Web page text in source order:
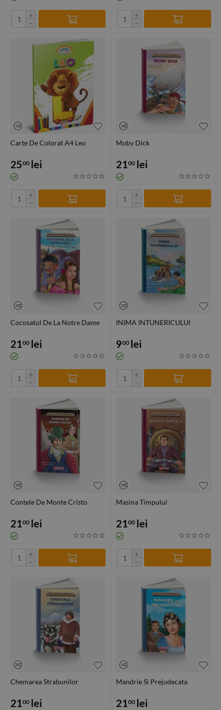
+
−
+
−
Carte De Colorat A4 Leo
2500 lei
+
−
Moby Dick
2100 lei
+
−
Cocosatul De La Notre Dame
2100 lei
+
−
INIMA INTUNERICULUI
900 lei
+
−
Contele De Monte Cristo
2100 lei
+
−
Masina Timpului
2100 lei
+
−
Chemarea Strabunilor
2100 lei
Mandrie Si Prejudecata
2100 lei